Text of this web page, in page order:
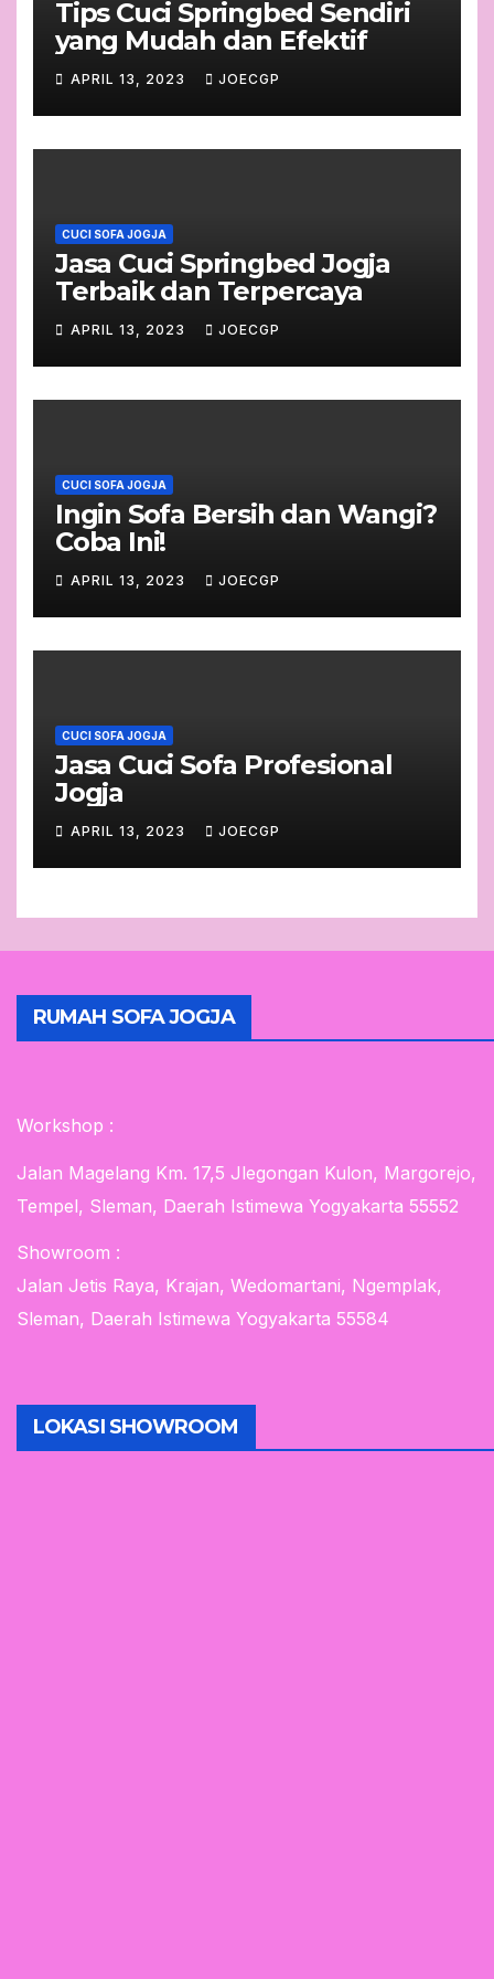
Tips Cuci Springbed Sendiri
yang Mudah dan Efektif
APRIL 13, 2023 JOECGP
CUCI SOFA JOGJA
Jasa Cuci Springbed Jogja
Terbaik dan Terpercaya
APRIL 13, 2023 JOECGP
CUCI SOFA JOGJA
Ingin Sofa Bersih dan Wangi?
Coba Ini!
APRIL 13, 2023 JOECGP
CUCI SOFA JOGJA
Jasa Cuci Sofa Profesional
Jogja
APRIL 13, 2023 JOECGP
RUMAH SOFA JOGJA
Workshop :
Jalan Magelang Km. 17,5 Jlegongan Kulon, Margorejo,
Tempel, Sleman, Daerah Istimewa Yogyakarta 55552
Showroom :
Jalan Jetis Raya, Krajan, Wedomartani, Ngemplak,
Sleman, Daerah Istimewa Yogyakarta 55584
LOKASI SHOWROOM